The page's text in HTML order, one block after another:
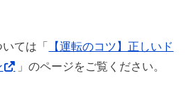
ては「
【運転のコツ】正しいド
」のページをご覧ください。